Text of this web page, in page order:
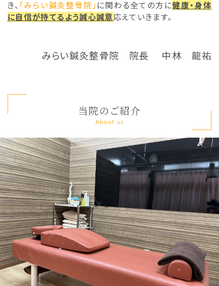
き、 「みらい鍼灸整骨院」 に関わる全ての方に健康・身体
に自信が持てるよう誠心誠意応えていきます。
みらい鍼灸整骨院 院長 中林 龍祐
当院のご紹介
About us